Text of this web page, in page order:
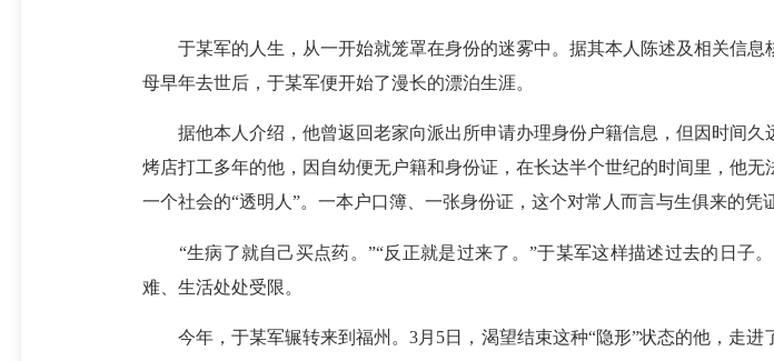
于某军的人生，从一开始就笼罩在身份的迷雾中。据其本人陈述及相关信息
母早年去世后，于某军便开始了漫长的漂泊生涯。
据他本人介绍，他曾返回老家向派出所申请办理身份户籍信息，但因时间久
烤店打工多年的他，因自幼便无户籍和身份证，在长达半个世纪的时间里，他
一个社会的“透明人”。一本户口簿、一张身份证，这个对常人而言与生俱来的凭
“生病了就自己买点药。”“反正就是过来了。”于某军这样描述过去的日子
难、生活处处受限。
今年，于某军辗转来到福州。3月5日，渴望结束这种“隐形”状态的他，走进